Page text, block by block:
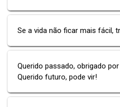
Se a vida não ficar mais fácil,
Querido passado, obrigado
Querido futuro, pode vir!